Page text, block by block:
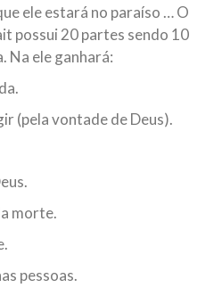
ele estará no paraíso … O
possui 20 partes sendo 10
Na ele ganhará:
(pela vontade de Deus).
morte.
pessoas.